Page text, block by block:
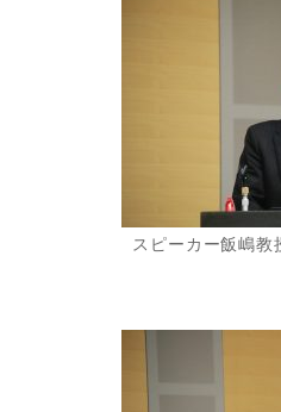
スピーカー飯嶋教